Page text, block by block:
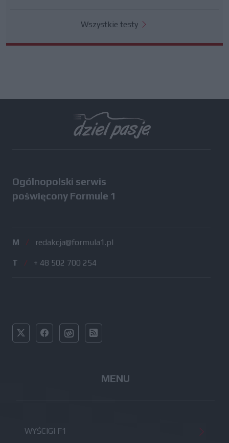
Wszystkie testy
Ogólnopolski serwis
poświęcony Formule 1
M / redakcja@formula1.pl
T / + 48 502 700 254
MENU
WYŚCIGI F1